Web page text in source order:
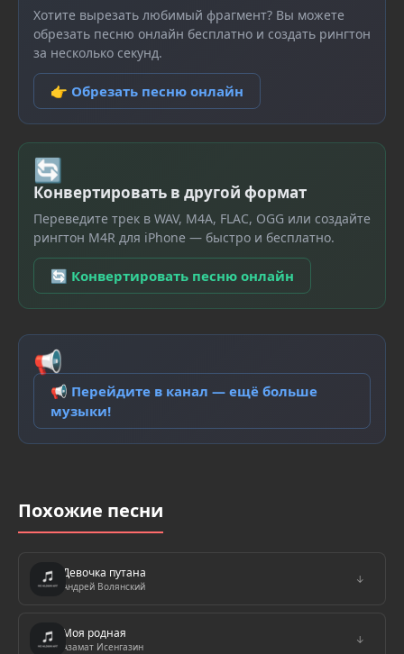
Хотите вырезать любимый фрагмент? Вы можете
обрезать песню онлайн бесплатно и создать рингтон
за несколько секунд.
👉 Обрезать песню онлайн
🔄
Конвертировать в другой формат
Переведите трек в WAV, M4A, FLAC, OGG или создайте
рингтон M4R для iPhone — быстро и бесплатно.
🔄 Конвертировать песню онлайн
📢
📢 Перейдите в канал — ещё больше
музыки!
Похожие песни
Девочка путана
Андрей Волянский
↓
Моя родная
Азамат Исенгазин
↓